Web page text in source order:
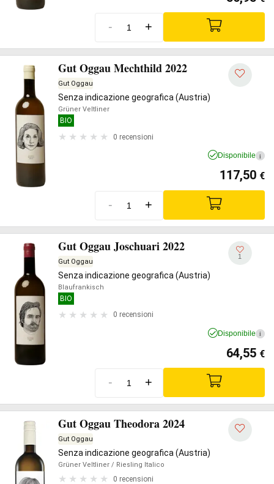
- +
Gut Oggau Mechthild 2022
Gut Oggau
Senza indicazione geografica (Austria)
Grüner Veltliner
BIO
0 recensioni
Disponibile i
117,50 €
- +
Gut Oggau Joschuari 2022
Gut Oggau
Senza indicazione geografica (Austria)
Blaufrankisch
BIO
0 recensioni
1
Disponibile i
64,55 €
- +
Gut Oggau Theodora 2024
Gut Oggau
Senza indicazione geografica (Austria)
Grüner Veltliner / Riesling Italico
0 recensioni